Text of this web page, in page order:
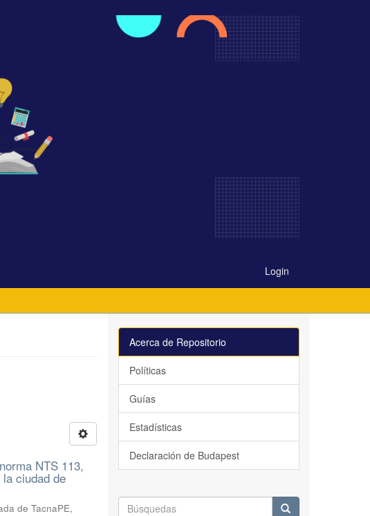
Login
NTS 113,
ciudad de
de TacnaPE,
Acerca de Repositorio
Políticas
Guías
Estadísticas
Declaración de Budapest